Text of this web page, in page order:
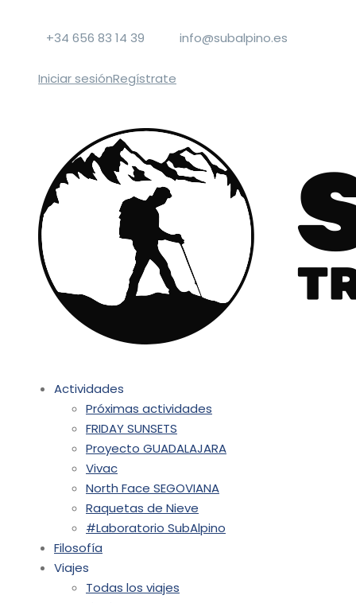
+34 656 83 14 39 info@subalpino.es
Iniciar sesiónRegístrate
Actividades
Próximas actividades
FRIDAY SUNSETS
Proyecto GUADALAJARA
Vivac
North Face SEGOVIANA
Raquetas de Nieve
#Laboratorio SubAlpino
Filosofía
Viajes
Todas los viajes